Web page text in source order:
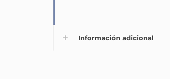
Información adicional